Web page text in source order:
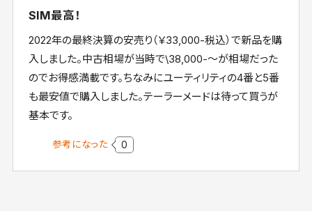
SIM最高！
2022年の最終決算の安売り（￥33,000-税込）で新品を購
入しました。中古相場が当時で\38,000-～が相場だった
のでお得感満載です。ちなみにユーティリティの4番と5番
も最安値で購入しました。テーラーメードは待って買うが
基本です。
参考になった 0